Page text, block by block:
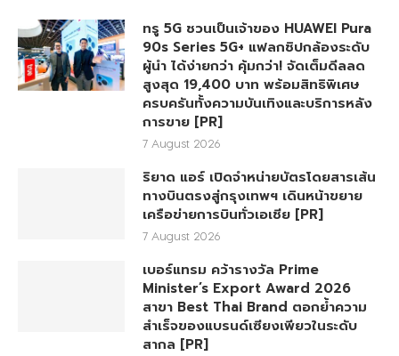
ทรู 5G ชวนเป็นเจ้าของ HUAWEI Pura
90s Series 5G+ แฟลกชิปกล้องระดับ
ผู้นำ ได้ง่ายกว่า คุ้มกว่า! จัดเต็มดีลลด
สูงสุด 19,400 บาท พร้อมสิทธิพิเศษ
ครบครันทั้งความบันเทิงและบริการหลัง
การขาย [PR]
7 August 2026
ริยาด แอร์ เปิดจำหน่ายบัตรโดยสารเส้น
ทางบินตรงสู่กรุงเทพฯ เดินหน้าขยาย
เครือข่ายการบินทั่วเอเชีย [PR]
7 August 2026
เบอร์แทรม คว้ารางวัล Prime
Minister’s Export Award 2026
สาขา Best Thai Brand ตอกย้ำความ
สำเร็จของแบรนด์เซียงเพียวในระดับ
สากล [PR]